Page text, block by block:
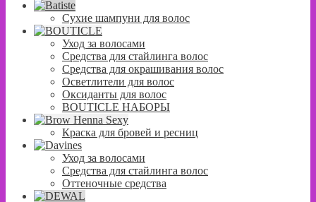
Сухие шампуни для волос
Уход за волосами
Средства для стайлинга волос
Средства для окрашивания волос
Осветлители для волос
Оксиданты для волос
BOUTICLE НАБОРЫ
Краска для бровей и ресниц
Уход за волосами
Средства для стайлинга волос
Оттеночные средства